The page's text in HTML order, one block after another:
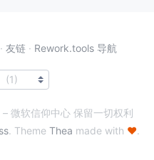
· 友链 · Rework.tools 导航
微软信仰中心 保留一切权利
. Theme Thea made with ♥.